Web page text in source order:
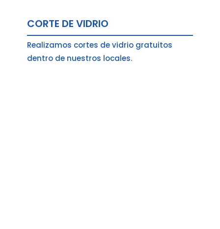
CORTE DE VIDRIO
Realizamos cortes de vidrio gratuitos
dentro de nuestros locales.